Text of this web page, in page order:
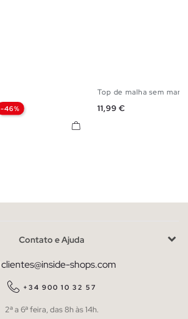
-46%
Top de malha sem
Preço
11,99 €
Contato e Ajuda
clientes@inside-shops.com
+34 900 10 32 57
2ª a 6ª feira, das 8h às 14h.